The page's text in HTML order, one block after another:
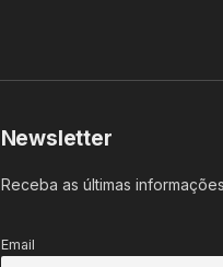
Newsletter
Receba as últimas
Email